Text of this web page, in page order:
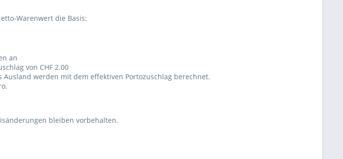
Warenwert die Basis:
an
von CHF 2.00
werden mit dem effektiven Portozuschlag berechnet.
bleiben vorbehalten.